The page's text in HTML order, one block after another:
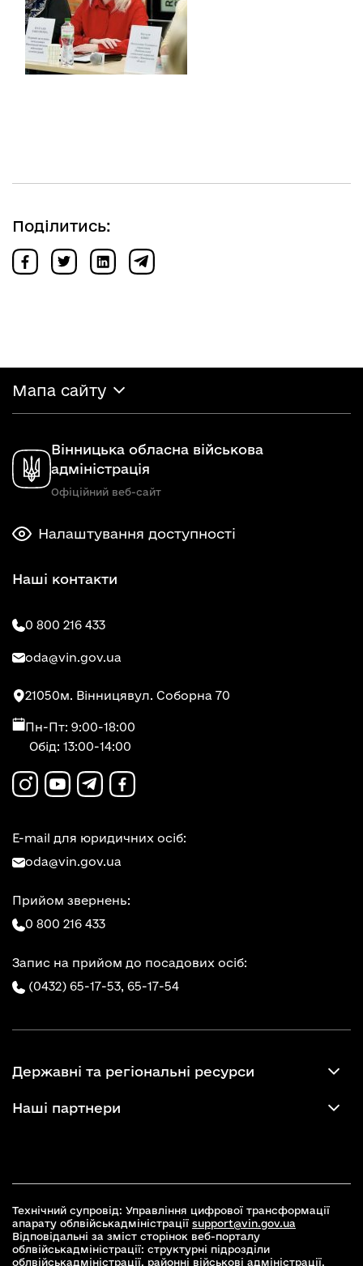
Поділитись:
Мапа сайту
Вінницька обласна військова
адміністрація
Офіційний веб-сайт
Налаштування доступності
Наші контакти
0 800 216 433
oda@vin.gov.ua
21050м. Вінницявул. Соборна 70
Пн-Пт: 9:00-18:00
Обід: 13:00-14:00
E-mail для юридичних осіб:
oda@vin.gov.ua
Прийом звернень:
0 800 216 433
Запис на прийом до посадових осіб:
(0432) 65-17-53, 65-17-54
Державні та регіональні ресурси
Наші партнери
Технічний супровід: Управління цифрової трансформації
апарату облвійськадміністрації support@vin.gov.ua
Відповідальні за зміст сторінок веб-порталу
облвійськадміністрації: структурні підрозділи
облвійськадміністрації, районні військові адміністрації,